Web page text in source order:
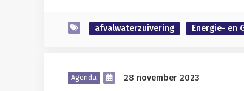
afvalwaterzuivering Energie- en
Agenda 28 november 2023